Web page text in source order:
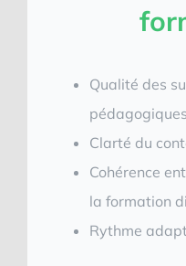
Qualité des
pédagogiques
Clarté du
Cohérence
la formation
Rythme